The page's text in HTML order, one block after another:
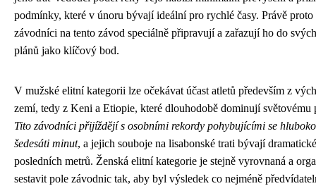
podmínky, které v únoru bývají ideální pro rychlé časy. Právě proto
závodníci na tento závod speciálně připravují a zařazují ho do
plánů jako klíčový bod.
V mužské elitní kategorii lze očekávat účast atletů především z
zemí, tedy z Keni a Etiopie, které dlouhodobě dominují světovému
Tito závodníci přijíždějí s osobními rekordy pohybujícími se
šedesáti minut, a jejich souboje na lisabonské trati bývají
posledních metrů. Ženská elitní kategorie je stejně vyrovnaná a
sestavit pole závodnic tak, aby byl výsledek co nejméně